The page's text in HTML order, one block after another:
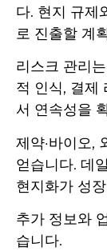
다. 현지 규제
로 진출할 계
리스크 관리
적 인식, 결제
서 연속성을
제약·바이오,
얻습니다. 데
현지화가 성
추가 정보와
습니다.